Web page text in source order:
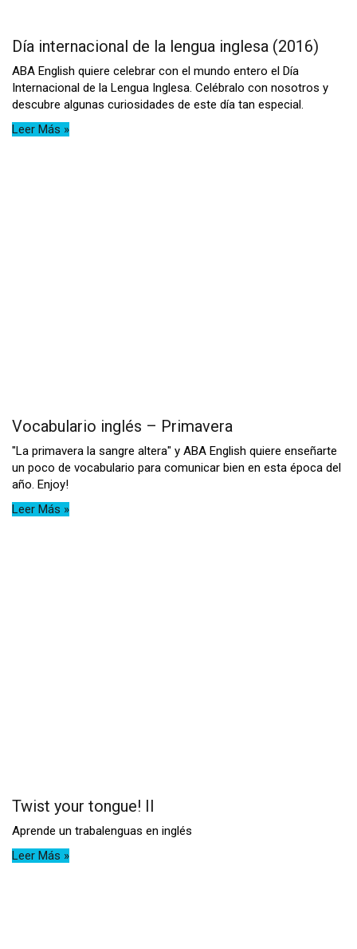
Día internacional de la lengua inglesa (2016)
ABA English quiere celebrar con el mundo entero el Día
Internacional de la Lengua Inglesa. Celébralo con nosotros y
descubre algunas curiosidades de este día tan especial.
Leer Más »
Vocabulario inglés – Primavera
"La primavera la sangre altera" y ABA English quiere enseñarte
un poco de vocabulario para comunicar bien en esta época del
año. Enjoy!
Leer Más »
Twist your tongue! II
Aprende un trabalenguas en inglés
Leer Más »